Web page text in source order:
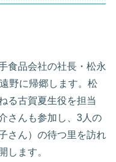
食品会社の社長・松永
野に帰郷します。松
る古賀夏生役を担当
さんも参加し、3人の
さん）の待つ里を訪れ
します。